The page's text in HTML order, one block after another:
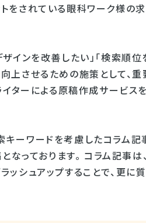
されている眼科ワーク様の
インを改善したい」「検索順位
上させるための施策として、重
イターによる原稿作成サービス
ーワードを考慮したコラム
っております。 コラム記事は
ッシュアップすることで、更に